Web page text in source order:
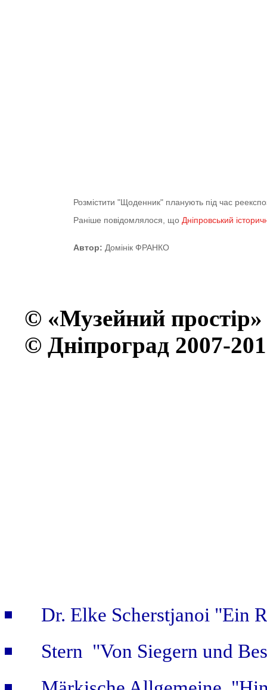
Розмістити "Щоденник" планують під час
Раніше повідомлялося, що Дніпровський
Автор: Домінік ФРАНКО
© «Музейний простiр»
© Дніпроград 2007-
Dr. Elke Scherstjanoi "Ein
Stern "Von Siegern und